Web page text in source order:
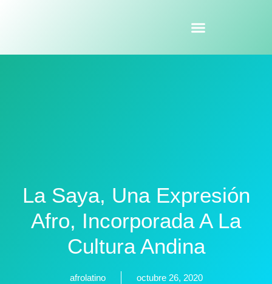
La Saya, Una Expresión
Afro, Incorporada A La
Cultura Andina
afrolatino octubre 26, 2020